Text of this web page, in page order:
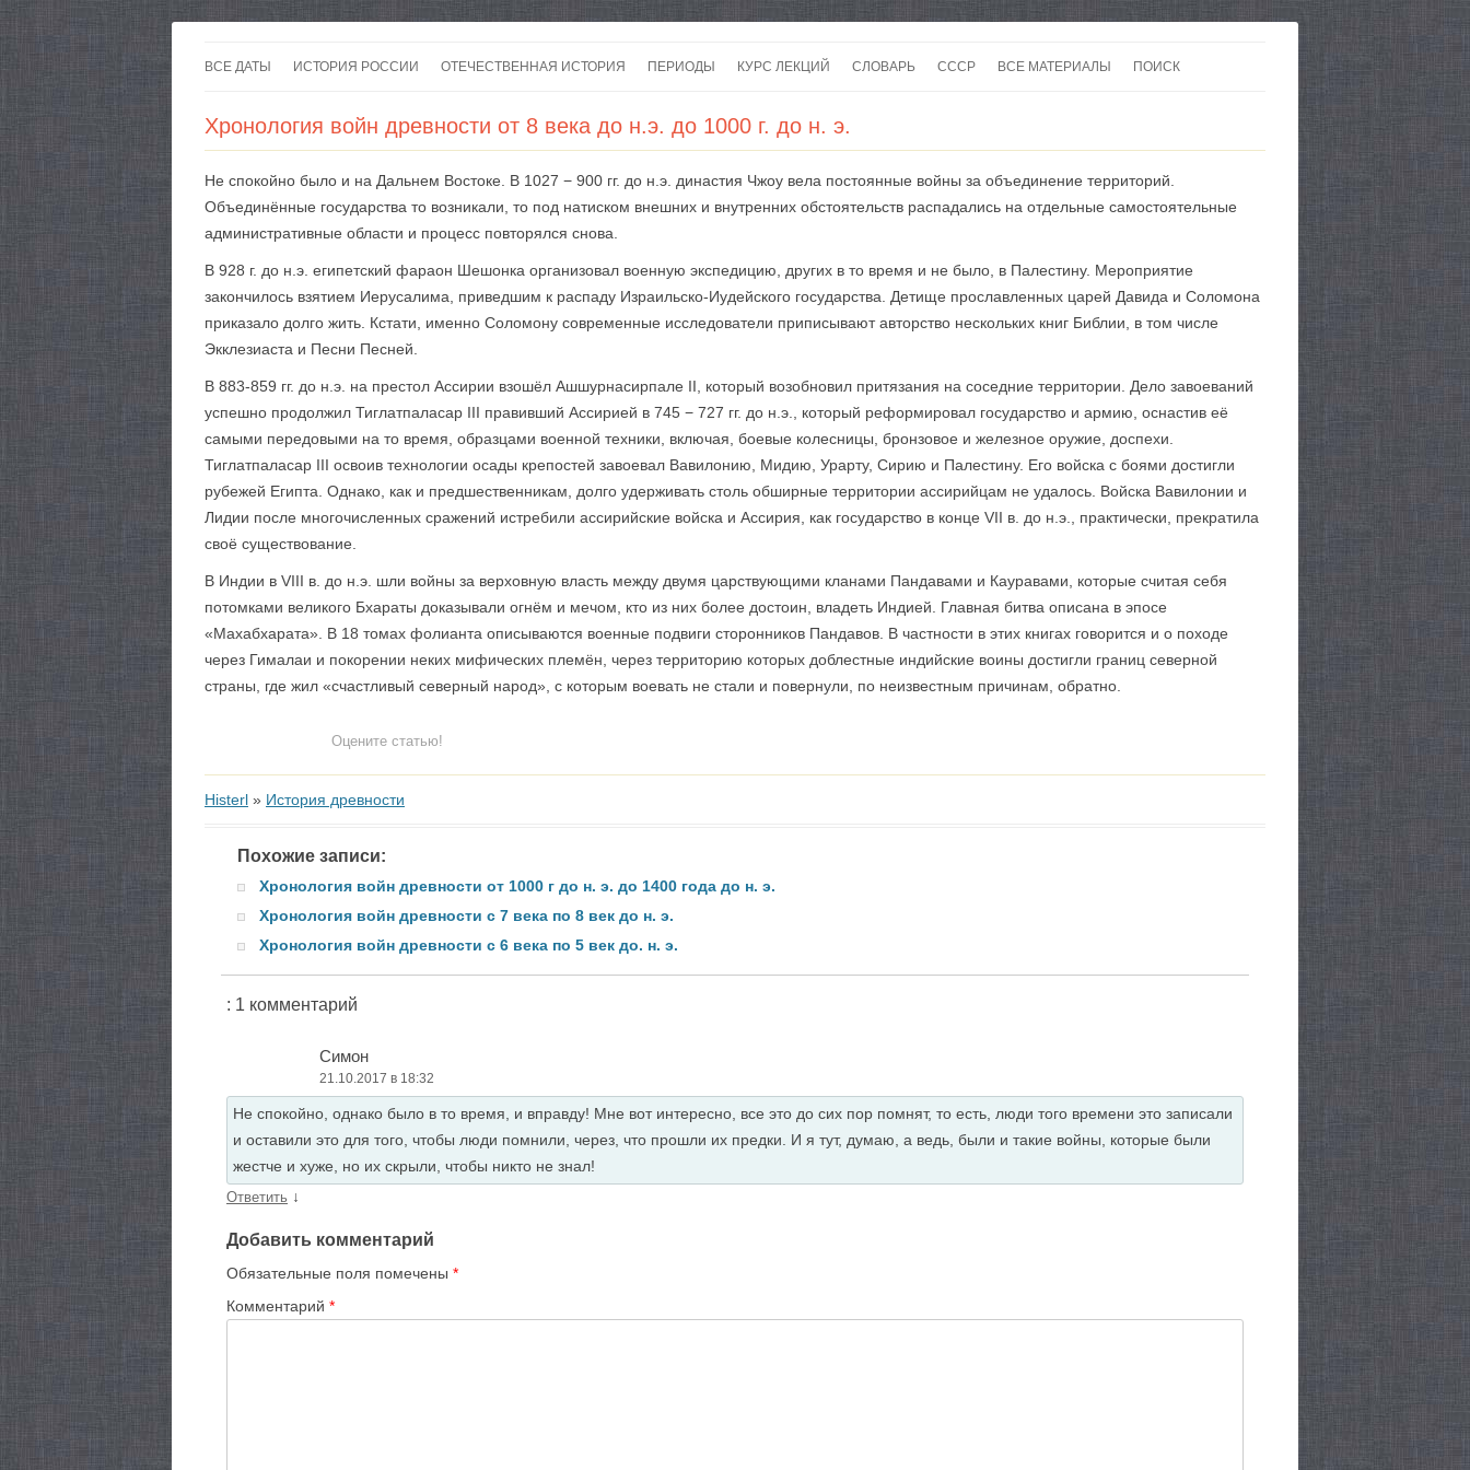
к
ВСЕ ДАТЫ ИСТОРИЯ РОССИИ ОТЕЧЕСТВЕННАЯ ИСТОРИЯ ПЕРИОДЫ КУРС ЛЕКЦИЙ СЛОВАРЬ СССР
ВОЙНЫ
ВСЕ МАТЕРИАЛЫ
КАРТЫ
ПОИСК
Хронология войн древности от 8 века до н.э. до 1000 г. до н. э.
Не спокойно было и на Дальнем Востоке. В 1027 − 900 гг. до н.э. династия Чжоу вела постоянные войны за объединение территорий.
Объединённые государства то возникали, то под натиском внешних и внутренних обстоятельств распадались на отдельные самостоятельные
административные области и процесс повторялся снова.
В 928 г. до н.э. египетский фараон Шешонка организовал военную экспедицию, других в то время и не было, в Палестину. Мероприятие
закончилось взятием Иерусалима, приведшим к распаду Израильско-Иудейского государства. Детище прославленных царей Давида и Соломона
приказало долго жить. Кстати, именно Соломону современные исследователи приписывают авторство нескольких книг Библии, в том числе
Экклезиаста и Песни Песней.
В 883-859 гг. до н.э. на престол Ассирии взошёл Ашшурнасирпале II, который возобновил притязания на соседние территории. Дело завоеваний
успешно продолжил Тиглатпаласар III правивший Ассирией в 745 − 727 гг. до н.э., который реформировал государство и армию, оснастив её
самыми передовыми на то время, образцами военной техники, включая, боевые колесницы, бронзовое и железное оружие, доспехи.
Тиглатпаласар III освоив технологии осады крепостей завоевал Вавилонию, Мидию, Урарту, Сирию и Палестину. Его войска с боями достигли
рубежей Египта. Однако, как и предшественникам, долго удерживать столь обширные территории ассирийцам не удалось. Войска Вавилонии и
Лидии после многочисленных сражений истребили ассирийские войска и Ассирия, как государство в конце VII в. до н.э., практически, прекратила
своё существование.
В Индии в VIII в. до н.э. шли войны за верховную власть между двумя царствующими кланами Пандавами и Кауравами, которые считая себя
потомками великого Бхараты доказывали огнём и мечом, кто из них более достоин, владеть Индией. Главная битва описана в эпосе
«Махабхарата». В 18 томах фолианта описываются военные подвиги сторонников Пандавов. В частности в этих книгах говорится и о походе
через Гималаи и покорении неких мифических племён, через территорию которых доблестные индийские воины достигли границ северной
страны, где жил «счастливый северный народ», с которым воевать не стали и повернули, по неизвестным причинам, обратно.
Оцените статью!
Histerl » История древности
Похожие записи:
Хронология войн древности от 1000 г до н. э. до 1400 года до н. э.
Хронология войн древности с 7 века по 8 век до н. э.
Хронология войн древности с 6 века по 5 век до. н. э.
: 1 комментарий
Симон
21.10.2017 в 18:32
Не спокойно, однако было в то время, и вправду! Мне вот интересно, все это до сих пор помнят, то есть, люди того времени это записали
и оставили это для того, чтобы люди помнили, через, что прошли их предки. И я тут, думаю, а ведь, были и такие войны, которые были
жестче и хуже, но их скрыли, чтобы никто не знал!
Ответить ↓
Добавить комментарий
Обязательные поля помечены *
Комментарий *